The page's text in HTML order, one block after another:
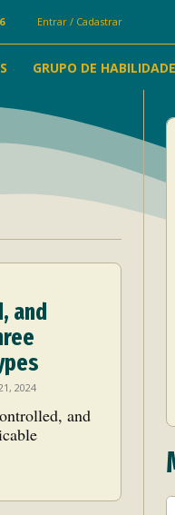
Entrar / Cadastrar
GRUPO DE
and
2024